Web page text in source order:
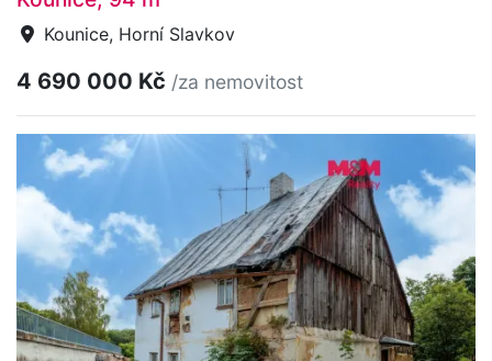
Kounice, Horní Slavkov
4 690 000 Kč /za nemovitost